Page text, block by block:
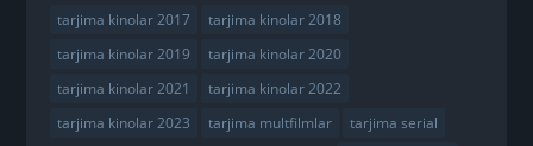
tarjima kinolar 2017
tarjima kinolar 2018
tarjima kinolar 2019
tarjima kinolar 2020
tarjima kinolar 2021
tarjima kinolar 2022
tarjima kinolar 2023
tarjima multfilmlar tarjima serial